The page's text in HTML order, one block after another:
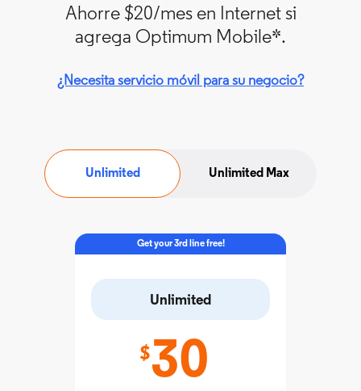
Ahorre $20/mes en Internet si
agrega Optimum Mobile*.
¿Necesita servicio móvil para su negocio?
Unlimited Unlimited Max
Get your 3rd line free!
Unlimited
$30